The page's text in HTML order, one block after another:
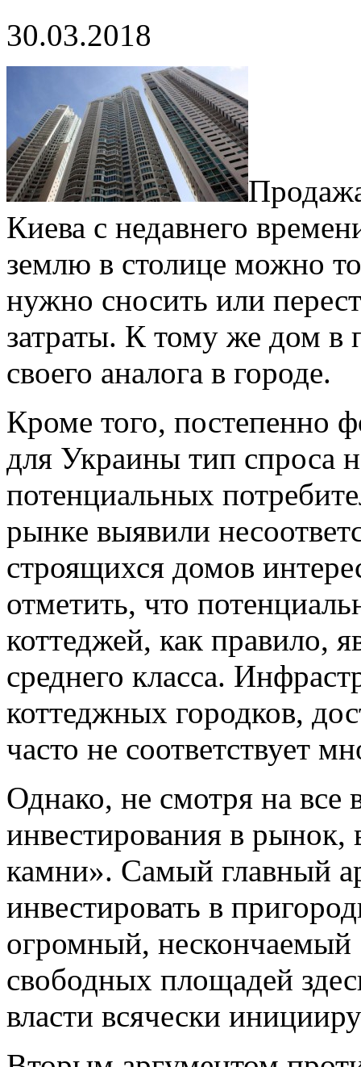
30.03.2018
Киева с недавнего
землю в столице можно
нужно сносить или
затраты. К тому же дом в
своего аналога в городе.
Кроме того, постепенно
для Украины тип спроса
потенциальных
рынке выявили
строящихся домов
отметить, что
коттеджей, как правило,
среднего класса.
коттеджных городков,
часто не соответствует
Однако, не смотря на все
инвестирования в рынок,
камни». Самый главный
инвестировать в
огромный, нескончаемый
свободных площадей
власти всячески